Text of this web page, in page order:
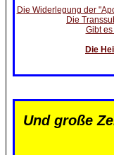
Die Widerlegung der
Die
Gibt
Die
Und große